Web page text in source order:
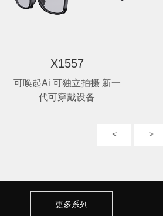
X1557
可唤起Ai 可独立拍摄 新一
代可穿戴设备
< >
更多系列